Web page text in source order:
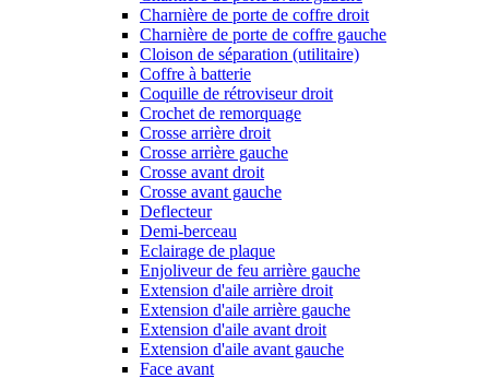
Charnière de porte de coffre droit
Charnière de porte de coffre gauche
Cloison de séparation (utilitaire)
Coffre à batterie
Coquille de rétroviseur droit
Crochet de remorquage
Crosse arrière droit
Crosse arrière gauche
Crosse avant droit
Crosse avant gauche
Deflecteur
Demi-berceau
Eclairage de plaque
Enjoliveur de feu arrière gauche
Extension d'aile arrière droit
Extension d'aile arrière gauche
Extension d'aile avant droit
Extension d'aile avant gauche
Face avant